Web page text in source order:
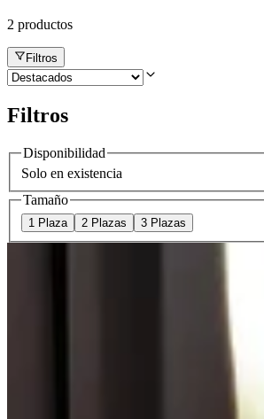
2 productos
Filtros
Filtros
Disponibilidad
Solo en existencia
Tamaño
1 Plaza 2 Plazas 3 Plazas